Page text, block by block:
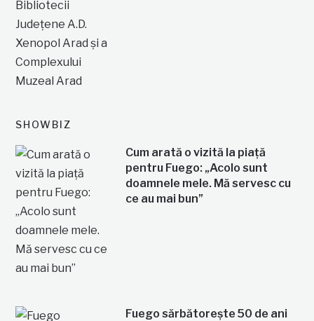
SHOWBIZ
Cum arată o vizită la piață
pentru Fuego: „Acolo sunt
doamnele mele. Mă servesc cu
ce au mai bun”
Fuego sărbătorește 50 de ani